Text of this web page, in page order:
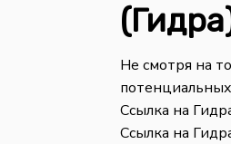
Не смотря на
Ссылка на
Ссылка на